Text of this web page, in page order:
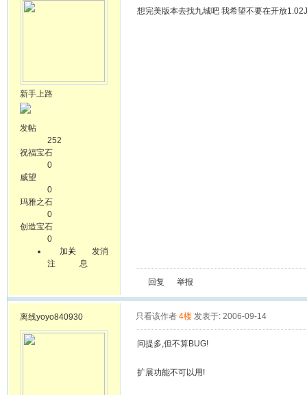
新手上路
发帖
252
祝福宝石
0
威望
0
玛雅之石
0
创造宝石
0
加关
注
发消
息
想完美版本去找九城吧 我希望不要在开放
回复 举报
离线yoyo840930 只看该作者 4楼 发表于: 2006-09-14
问提多,但不算BUG!
扩展功能不可以用!